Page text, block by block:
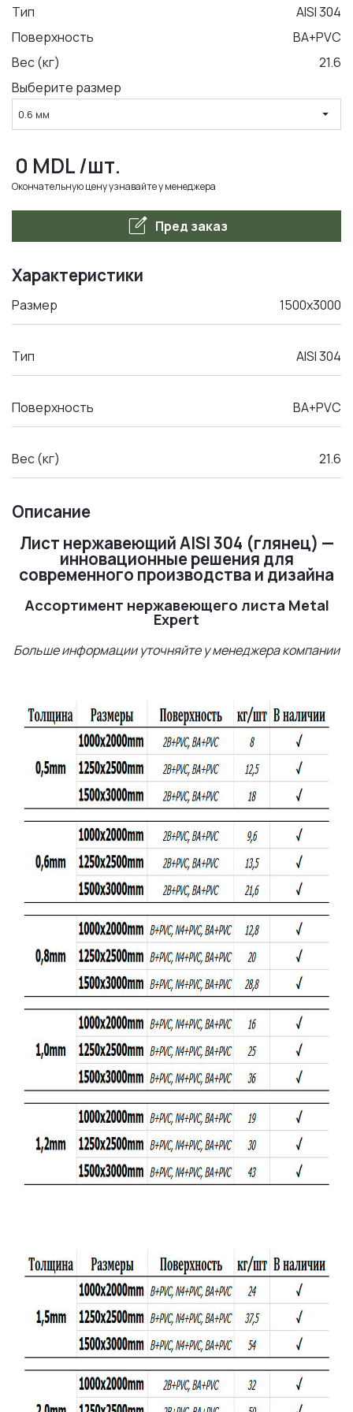
LA COMANDA
Тип
AISI 304
Поверхность
BA+PVC
Вес (кг)
21.6
Выберите размер
0.6 мм arrow_drop_down
0 MDL/шт.
Окончательную цену узнавайте у менеджера
edit_square Пред заказ
Характеристики
Размер 1500x3000
Тип AISI 304
Поверхность BA+PVC
Вес (кг) 21.6
Описание
Лист нержавеющий AISI 304 (глянец) —
инновационные решения для
современного производства и дизайна
Ассортимент нержавеющего листа Metal
Expert
Больше информации уточняйте у менеджера компании